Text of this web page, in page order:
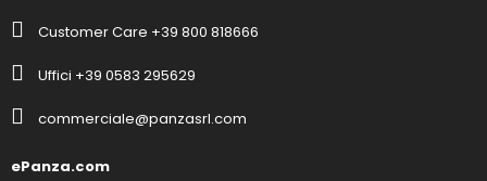
Customer Care +39 800 818666
Uffici +39 0583 295629
commerciale@panzasrl.com
ePanza.com